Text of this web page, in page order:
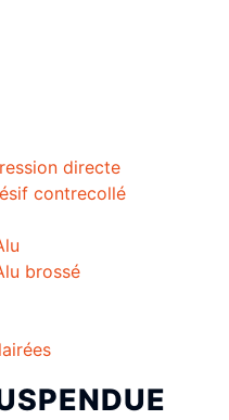
directe
contrecollé
brossé